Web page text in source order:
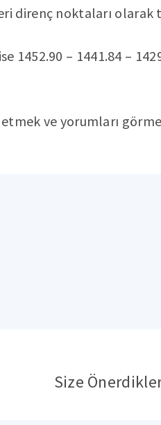
direnç noktaları
1452.90 – 1441.84 –
ve yorumları
Size